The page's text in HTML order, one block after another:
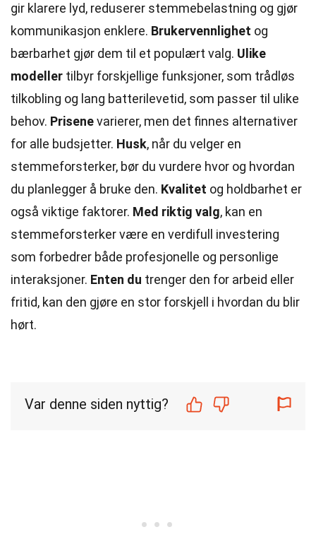
gir klarere lyd, reduserer stemmebelastning og gjør
kommunikasjon enklere. Brukervennlighet og
bærbarhet gjør dem til et populært valg. Ulike
modeller tilbyr forskjellige funksjoner, som trådløs
tilkobling og lang batterilevetid, som passer til ulike
behov. Prisenevarierer, men det finnes alternativer
for alle budsjetter. Husk, når du velger en
stemmeforsterker, bør du vurdere hvor og hvordan
du planlegger å bruke den. Kvalitet og holdbarhet er
også viktige faktorer. Med riktig valg, kan en
stemmeforsterker være en verdifull investering
som forbedrer både profesjonelle og personlige
interaksjoner. Enten du trenger den for arbeid eller
fritid, kan den gjøre en stor forskjell i hvordan du blir
hørt.
Var denne siden nyttig?